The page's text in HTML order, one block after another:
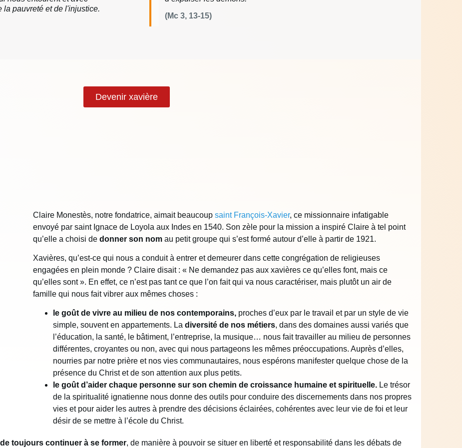
la pauvreté et de l'injustice.
(Mc 3, 13-15)
Devenir xavière
Claire Monestès, notre fondatrice, aimait beaucoupsaint François-Xavier, ce missionnaire infatigable
envoyé par saint Ignace de Loyola aux Indes en 1540. Son zèle pour la mission a inspiré Claire à tel point
qu’elle a choisi dedonner son nom au petit groupe qui s’est formé autour d’elle à partir de 1921.
Xavières, qu’est-ce qui nous a conduit à entrer et demeurer dans cette congrégation de religieuses
engagées en plein monde ? Claire disait : « Ne demandez pas aux xavières ce qu’elles font, mais ce
qu’elles sont ». En effet, ce n’est pas tant ce que l’on fait qui va nous caractériser, mais plutôt un air de
famille qui nous fait vibrer aux mêmes choses :
le goût de vivre au milieu de nos contemporains, proches d’eux par le travail et par un style de vie
simple, souvent en appartements. Ladiversité de nos métiers, dans des domaines aussi variés que
l’éducation, la santé, le bâtiment, l’entreprise, la musique… nous fait travailler au milieu de personnes
différentes, croyantes ou non, avec qui nous partageons les mêmes préoccupations. Auprès d’elles,
nourries par notre prière et nos vies communautaires, nous espérons manifester quelque chose de la
présence du Christ et de son attention aux plus petits.
le goût d’aider chaque personne sur son chemin de croissance humaine et spirituelle. Le trésor
de la spiritualité ignatienne nous donne des outils pour conduire des discernements dans nos propres
vies et pour aider les autres à prendre des décisions éclairées, cohérentes avec leur vie de foi et leur
désir de se mettre à l’école du Christ.
toujours continuer à se former, de manière à pouvoir se situer en liberté et responsabilité dans les débats de